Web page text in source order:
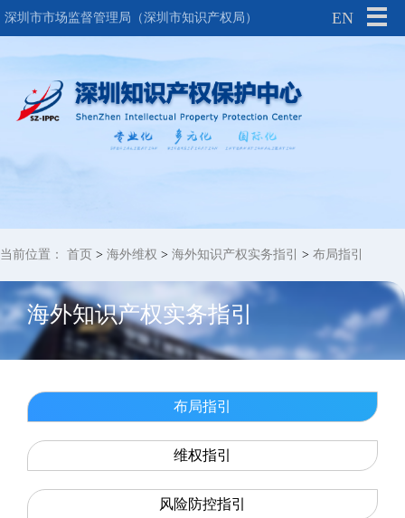
深圳市市场监督管理局（深圳市知识产权局） EN
当前位置： 首页 > 海外维权 > 海外知识产权实务指引 > 布局指引
海外知识产权实务指引
布局指引
维权指引
风险防控指引